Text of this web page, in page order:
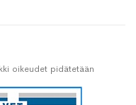
oikeudet pidätetään